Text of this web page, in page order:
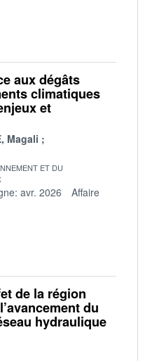
aux dégâts
climatiques
et
Magali
ET DU
avr. 2026
Affaire
de la région
du
hydraulique